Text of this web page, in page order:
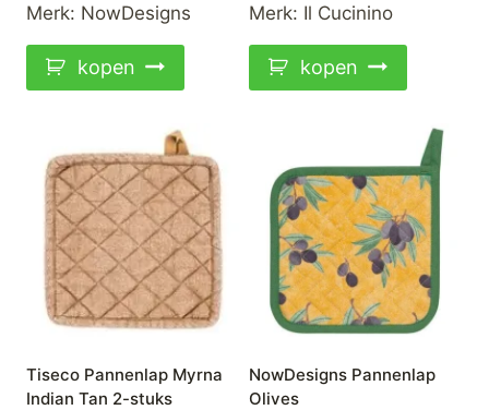
Merk: NowDesigns
kopen
Merk: Il Cucinino
kopen
Tiseco Pannenlap Myrna
Indian Tan 2-stuks
NowDesigns Pannenlap
Olives